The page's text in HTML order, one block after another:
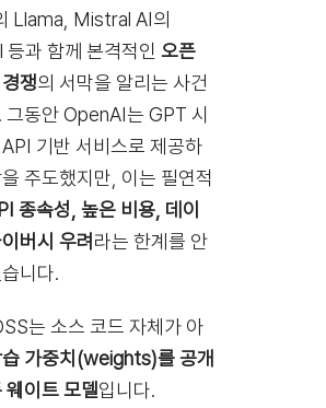
Llama, Mistral AI의
과 함께 본격적인 오픈
쟁의 서막을 알리는 사건
그동안 OpenAI는 GPT 시
기반 서비스로 제공하
주도했지만, 이는 필연적
종속성, 높은 비용, 데이
버시 우려라는 한계를 안
니다.
는 소스 코드 자체가 아
가중치(weights)를 공개
웨이트 모델입니다.